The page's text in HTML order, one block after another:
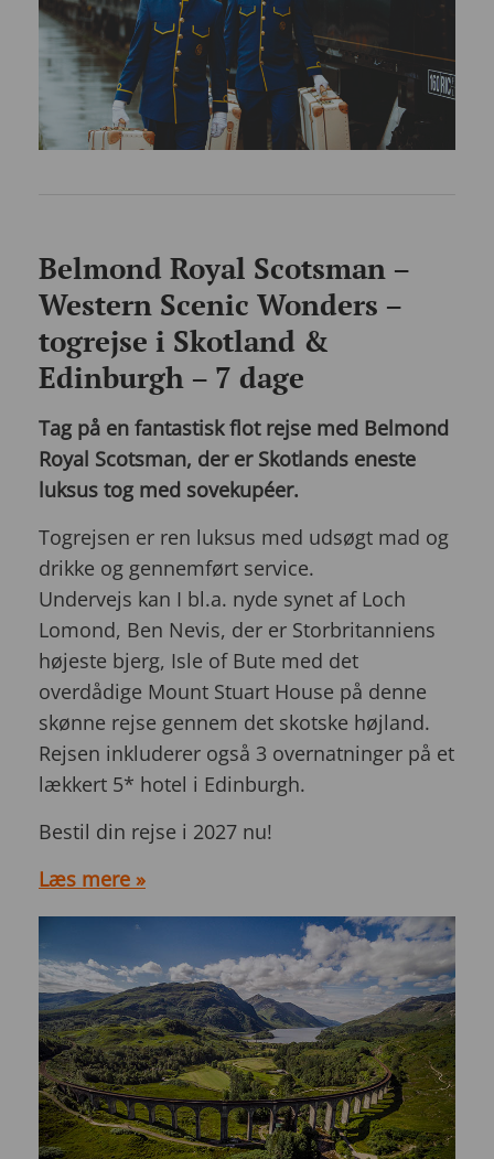
Belmond Royal Scotsman –
Western Scenic Wonders –
togrejse i Skotland &
Edinburgh – 7 dage
Tag på en fantastisk flot rejse med Belmond
Royal Scotsman, der er Skotlands eneste
luksus tog med sovekupéer.
Togrejsen er ren luksus med udsøgt mad og
drikke og gennemført service.
Undervejs kan I bl.a. nyde synet af Loch
Lomond, Ben Nevis, der er Storbritanniens
højeste bjerg, Isle of Bute med det
overdådige Mount Stuart House på denne
skønne rejse gennem det skotske højland.
Rejsen inkluderer også 3 overnatninger på et
lækkert 5* hotel i Edinburgh.
Bestil din rejse i 2027 nu!
Læs mere »